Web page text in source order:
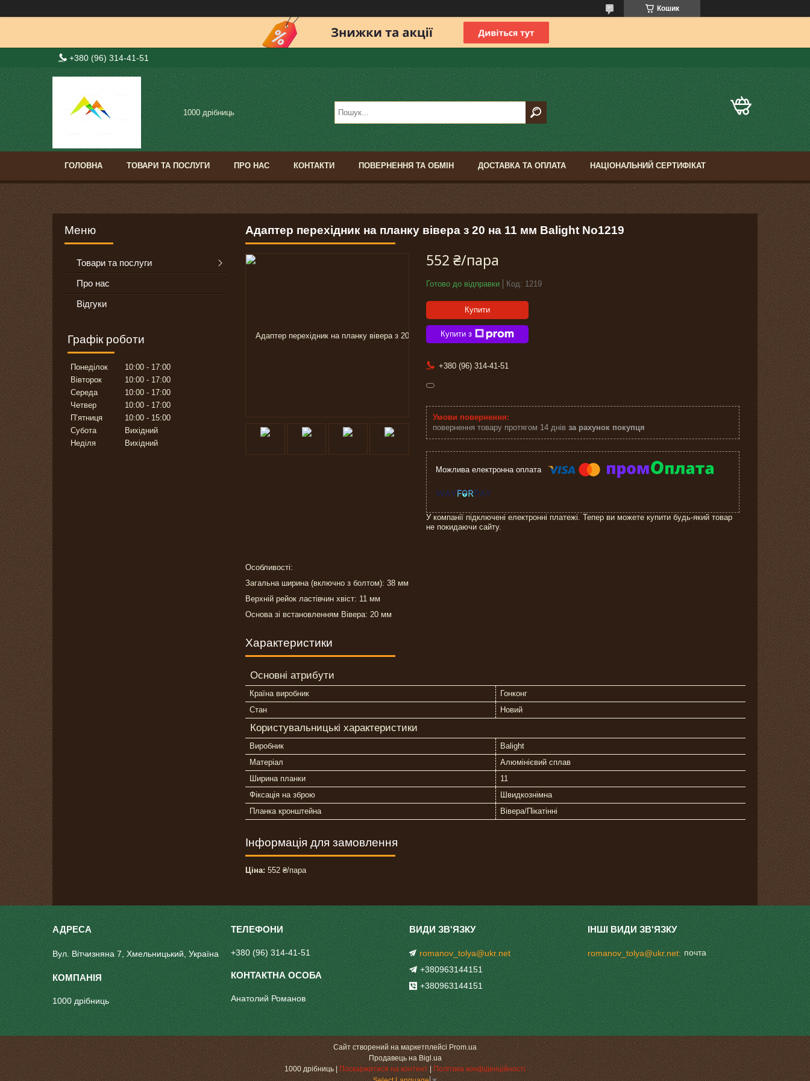
Кошик
+380 (96) 314-41-51
1000 дрібниць
ГОЛОВНА ТОВАРИ ТА ПОСЛУГИ ПРО НАС КОНТАКТИ ПОВЕРНЕННЯ ТА ОБМІН ДОСТАВКА ТА ОПЛАТА НАЦІОНАЛЬНИЙ СЕРТИФІКАТ
Адаптер перехідник на планку вівера з 20 на 11 мм Balight No1219
552 ₴/пара
Готово до відправки Код: 1219
Купити
Купити з
+380 (96) 314-41-51
повернення товару протягом 14 днів за рахунок покупця
У компанії підключені електронні платежі. Тепер ви можете купити будь-який товар
не покидаючи сайту.
Особливості:
Загальна ширина (включно з болтом): 38 мм
Верхній рейок ластівчин хвіст: 11 мм
Основа зі встановленням Вівера: 20 мм
Характеристики
Основні атрибути
Країна виробник
Гонконг
Стан
Новий
Користувальницькі характеристики
Виробник
Balight
Матеріал
Алюмінієвий сплав
Ширина планки
11
Фіксація на зброю
Швидкознімна
Планка кронштейна
Вівера/Пікатінні
Інформація для замовлення
Ціна: 552 ₴/пара
Товари та послуги
Про нас
Відгуки
Графік роботи
Понеділок 10:00
17:00
Вівторок
10:00
17:00
Середа
10:00
17:00
Четвер
10:00
17:00
Пʼятниця
10:00
15:00
Субота
Вихідний
Неділя
Вихідний
Вул. Вітчизняна 7, Хмельницький, Україна
1000 дрібниць
+380 (96) 314-41-51
Анатолий Романов
romanov_tolya@ukr.net
+380963144151
+380963144151
romanov_tolya@ukr.net почта
Сайт створений на маркетплейсіProm.ua
Продавець на Bigl.ua
1000 дрібниць | Поскаржитися на контент | Політика конфіденційності